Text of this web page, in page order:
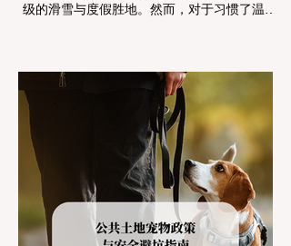
级的滑雪与度假胜地。然而，对于习惯了温暖
(Chain Controls)。 不了解这些规定，不仅可
能面临高额罚单或被公路巡警（CHP）劝
返，更可能在冰雪路面上引发严重的安全事
故。本文将为您系统解析加州的防滑链政策，
帮助您明确自己的车型在不同路况下的具体要
求，并为出行做好充足准备。 一、 核心概
念：看懂加州 R1, R2, R3 管制级别 当恶劣天
气来袭，加州交通局会在公路上启动防滑链管
制，并通过电子路牌指示当前的管制级别。加